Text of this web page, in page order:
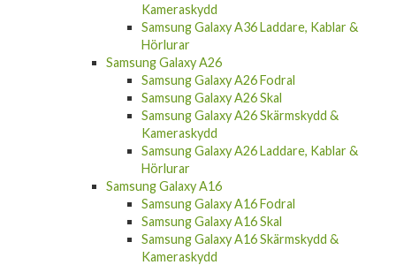
Kameraskydd
Samsung Galaxy A36 Laddare, Kablar &
Hörlurar
Samsung Galaxy A26
Samsung Galaxy A26 Fodral
Samsung Galaxy A26 Skal
Samsung Galaxy A26 Skärmskydd &
Kameraskydd
Samsung Galaxy A26 Laddare, Kablar &
Hörlurar
Samsung Galaxy A16
Samsung Galaxy A16 Fodral
Samsung Galaxy A16 Skal
Samsung Galaxy A16 Skärmskydd &
Kameraskydd